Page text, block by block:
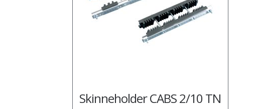
Skinneholder CABS 2/10 TN